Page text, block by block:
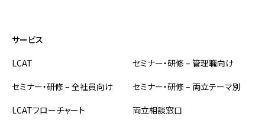
サービス
LCAT
セミナー・研修 – 管理職向け
セミナー・研修 – 全社員向け
セミナー・研修 – 両立テーマ別
LCATフローチャート
両立相談窓口